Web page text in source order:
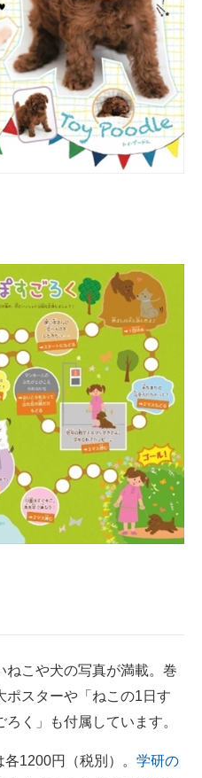
こや犬の写真が満載。巻
ポスターや「ねこの1日す
く」も付属しています。
1200円（税別）。 学研の